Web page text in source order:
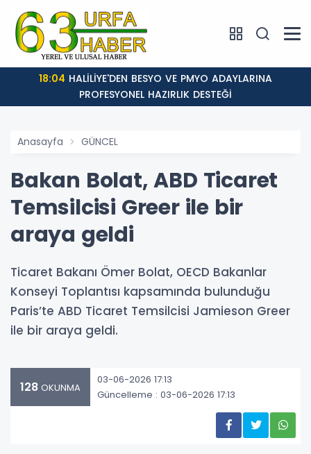
18:04
PROFESYONEL HAZIRLIK DESTEĞİ
Anasayfa GÜNCEL
Bakan Bolat, ABD Ticaret
Temsilcisi Greer ile bir
araya geldi
Ticaret Bakanı Ömer Bolat, OECD Bakanlar
Konseyi Toplantısı kapsamında bulunduğu
Paris’te ABD Ticaret Temsilcisi Jamieson Greer
ile bir araya geldi.
128 OKUNMA
03-06-2026 17:13
Güncelleme : 03-06-2026 17:13